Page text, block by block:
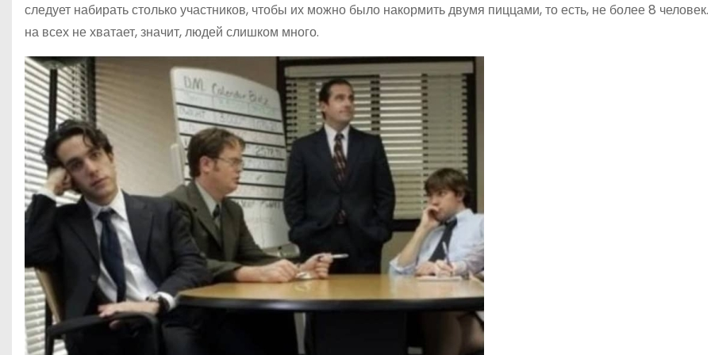
следует набирать столько участников, чтобы их можно было накормить двумя пиццами, то есть, не более 8
на всех не хватает, значит, людей слишком много.